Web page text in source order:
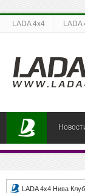
LADA 4x4 LADA
LADA 4x4 Нива